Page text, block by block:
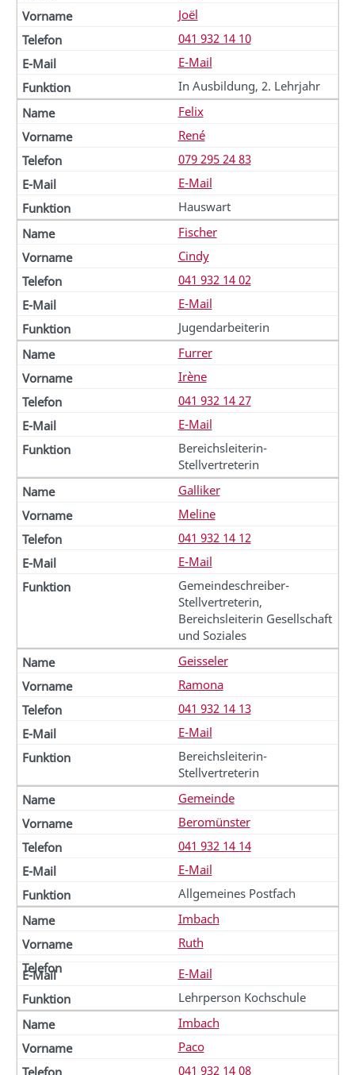
Joël
041 932 14 10
E-Mail
In Ausbildung, 2. Lehrjahr
Felix
René
079 295 24 83
E-Mail
Hauswart
Fischer
Cindy
041 932 14 02
E-Mail
Jugendarbeiterin
Furrer
Irène
041 932 14 27
E-Mail
Bereichsleiterin-
Stellvertreterin
Galliker
Meline
041 932 14 12
E-Mail
Gemeindeschreiber-
Stellvertreterin,
Bereichsleiterin Gesellschaft
und Soziales
Geisseler
Ramona
041 932 14 13
E-Mail
Bereichsleiterin-
Stellvertreterin
Gemeinde
Beromünster
041 932 14 14
E-Mail
Allgemeines Postfach
Imbach
Ruth
E-Mail
Lehrperson Kochschule
Imbach
Paco
041 932 14 08